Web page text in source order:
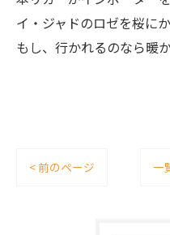
イ・ジャドのロゼを桜に
もし、行かれるのなら暖
< 前のページ 一